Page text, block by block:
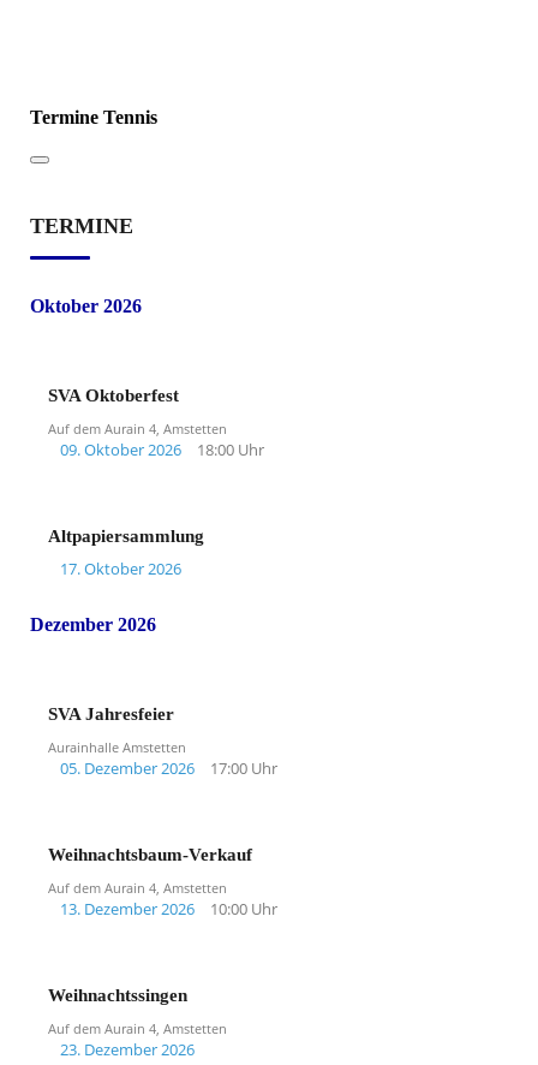
Termine Tennis
TERMINE
Oktober 2026
SVA Oktoberfest
Auf dem Aurain 4, Amstetten
09. Oktober 2026 18:00 Uhr
Altpapiersammlung
17. Oktober 2026
Dezember 2026
SVA Jahresfeier
Aurainhalle Amstetten
05. Dezember 2026 17:00 Uhr
Weihnachtsbaum-Verkauf
Auf dem Aurain 4, Amstetten
13. Dezember 2026 10:00 Uhr
Weihnachtssingen
Auf dem Aurain 4, Amstetten
23. Dezember 2026